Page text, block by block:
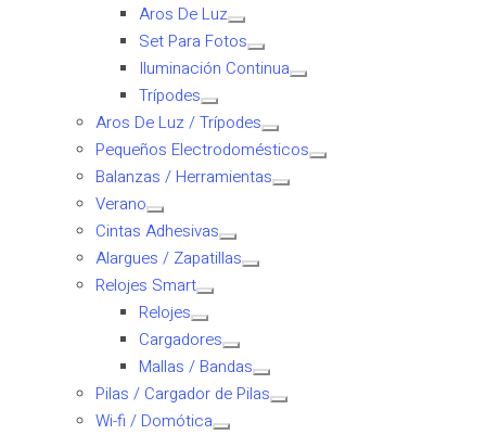
Aros De Luz
Set Para Fotos
Iluminación Continua
Trípodes
Aros De Luz / Trípodes
Pequeños Electrodomésticos
Balanzas / Herramientas
Verano
Cintas Adhesivas
Alargues / Zapatillas
Relojes Smart
Relojes
Cargadores
Mallas / Bandas
Pilas / Cargador de Pilas
Wi-fi / Domótica